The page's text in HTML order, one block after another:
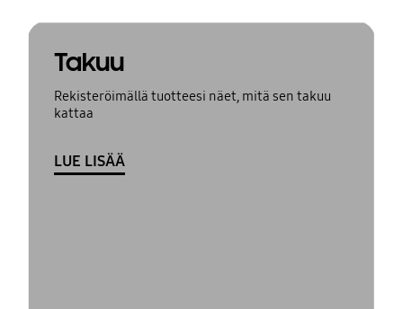
Takuu
Rekisteröimällä tuotteesi näet, mitä sen takuu
kattaa
LUE LISÄÄ